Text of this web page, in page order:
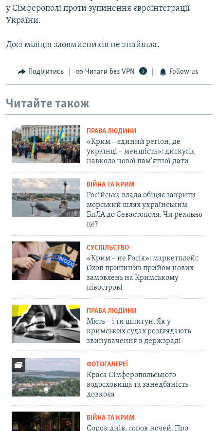
у Сімферополі проти зупинення євроінтеграції
України.
Досі міліція зловмисників не знайшла.
Поділитись Читати без VPN Follow us
Читайте також
ПРАВА ЛЮДИНИ
«Крим – єдиний регіон, де
українці – меншість»: дискусія
навколо нової пам'ятної дати
ВІЙНА ТА КРИМ
Російська влада обіцяє закрити
морський шлях українським
БпЛА до Севастополя. Чи реально
це?
СУСПІЛЬСТВО
«Крим – не Росія»: маркетплейс
Ozon припинив прийом нових
замовлень на Кримському
півострові
ПРАВА ЛЮДИНИ
Мить – і ти шпигун. Як у
кримських судах розглядають
звинувачення в держзраді
ФОТОГАЛЕРЕЇ
Краса Сімферопольського
водосховища та занедбаність
довкола
ВІЙНА ТА КРИМ
Сорок днів, сорок ночей. Про